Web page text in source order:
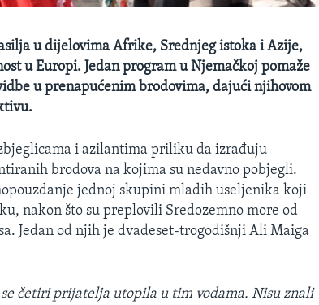
u dijelovima Afrike, Srednjeg istoka i Azije,
u Europi. Jedan program u Njemačkoj pomaže
u prenapućenim brodovima, dajući njihovom
i azilantima priliku da izrađuju
brodova na kojima su nedavno pobjegli.
jednoj skupini mladih useljenika koji
nakon što su preplovili Sredozemno more od
Jedan od njih je dvadeset-trogodišnji Ali Maiga
četiri prijatelja utopila u tim vodama. Nisu znali